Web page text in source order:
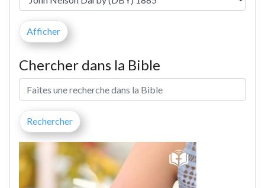
Chercher dans la Bible